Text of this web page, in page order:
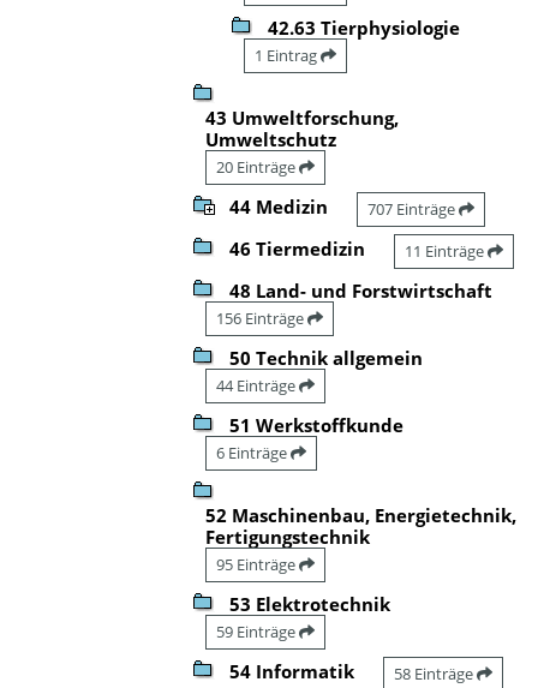
42.63 Tierphysiologie
1 Eintrag
43 Umweltforschung,
Umweltschutz
20 Einträge
44 Medizin 707 Einträge
46 Tiermedizin 11 Einträge
48 Land- und Forstwirtschaft
156 Einträge
50 Technik allgemein
44 Einträge
51 Werkstoffkunde
6 Einträge
52 Maschinenbau, Energietechnik,
Fertigungstechnik
95 Einträge
53 Elektrotechnik
59 Einträge
54 Informatik 58 Einträge